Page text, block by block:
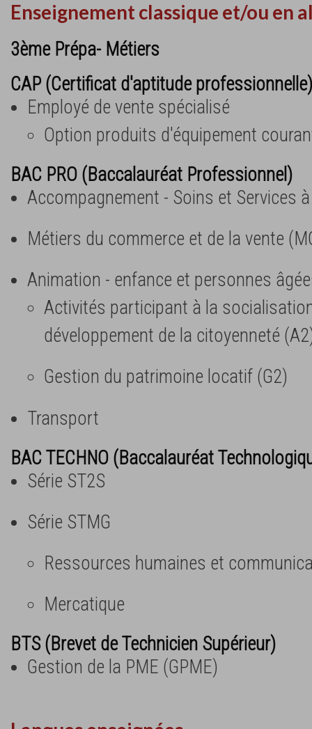
Enseignement classique et/ou en
3ème Prépa- Métiers
CAP (Certificat d'aptitude professionnelle)
Employé de vente spécialisé
Option produits d'équipement
BAC PRO (Baccalauréat Professionnel)
Accompagnement - Soins et Services
Métiers du commerce et de la vente
Animation - enfance et personnes
Activités participant à la
développement de la citoyenneté
Gestion du patrimoine locatif (G2)
Transport
BAC TECHNO (Baccalauréat
Série ST2S
Série STMG
Ressources humaines et
Mercatique
BTS (Brevet de Technicien Supérieur)
Gestion de la PME (GPME)